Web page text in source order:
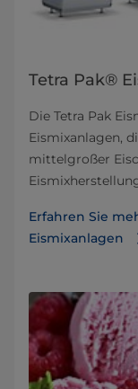
Tetra Pak®
Die Tetra Pak
Eismixanlagen,
mittelgroßer
Erfahren Sie
Eismixanlagen